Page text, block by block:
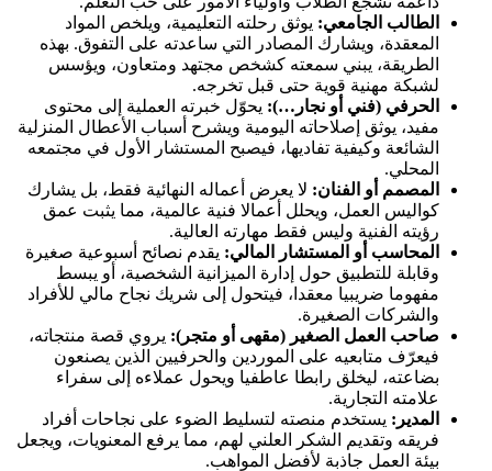
الطالب الجامعي: يوثق رحلته التعليمية، ويلخص المواد
المعقدة، ويشارك المصادر التي ساعدته على التفوق. بهذه
الطريقة، يبني سمعته كشخص مجتهد ومتعاون، ويؤسس
لشبكة مهنية قوية حتى قبل تخرجه.
الحرفي (فني أو نجار…): يحوّل خبرته العملية إلى محتوى
مفيد، يوثق إصلاحاته اليومية ويشرح أسباب الأعطال المنزلية
الشائعة وكيفية تفاديها، فيصبح المستشار الأول في مجتمعه
المحلي.
المصمم أو الفنان: لا يعرض أعماله النهائية فقط، بل يشارك
كواليس العمل، ويحلل أعمالا فنية عالمية، مما يثبت عمق
رؤيته الفنية وليس فقط مهارته العالية.
المحاسب أو المستشار المالي: يقدم نصائح أسبوعية صغيرة
وقابلة للتطبيق حول إدارة الميزانية الشخصية، أو يبسط
مفهوما ضريبيا معقدا، فيتحول إلى شريك نجاح مالي للأفراد
والشركات الصغيرة.
صاحب العمل الصغير (مقهى أو متجر): يروي قصة منتجاته،
فيعرّف متابعيه على الموردين والحرفيين الذين يصنعون
بضاعته، ليخلق رابطا عاطفيا ويحول عملاءه إلى سفراء
علامته التجارية.
المدير: يستخدم منصته لتسليط الضوء على نجاحات أفراد
فريقه وتقديم الشكر العلني لهم، مما يرفع المعنويات، ويجعل
بيئة العمل جاذبة لأفضل المواهب.